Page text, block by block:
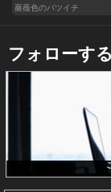
薔薇色のバツイチ
フォローする